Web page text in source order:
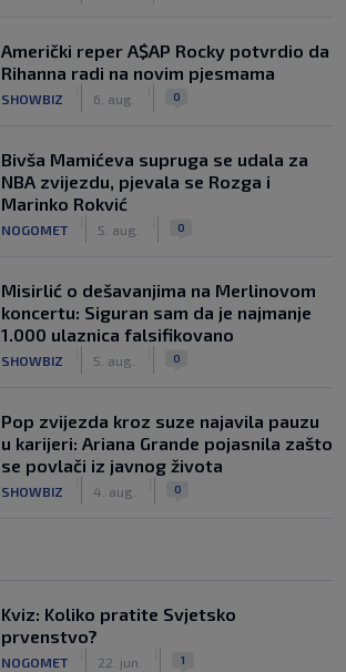
Američki reper A$AP Rocky potvrdio da
Rihanna radi na novim pjesmama
SHOWBIZ 6. aug. 0
Bivša Mamićeva supruga se udala za
NBA zvijezdu, pjevala se Rozga i
Marinko Rokvić
NOGOMET 5. aug. 0
Misirlić o dešavanjima na Merlinovom
koncertu: Siguran sam da je najmanje
1.000 ulaznica falsifikovano
SHOWBIZ 5. aug. 0
Pop zvijezda kroz suze najavila pauzu
u karijeri: Ariana Grande pojasnila zašto
se povlači iz javnog života
SHOWBIZ 4. aug. 0
Kviz: Koliko pratite Svjetsko
prvenstvo?
NOGOMET 22. jun. 1